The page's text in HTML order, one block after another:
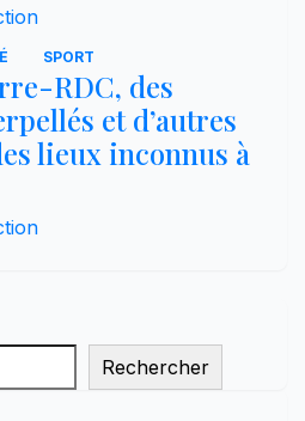
SPORT
RDC, des
et d’autres
lieux inconnus à
Rechercher